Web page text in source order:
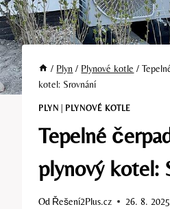
/ Plyn / Plynové kotle /
kotel: Srovnání
PLYN PLYNOVÉ KOTLE
Tepelné
plynový kotel:
Od Řešení2Plus.cz 26. 8. 2025